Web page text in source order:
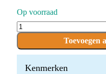
Op voorraad
D.859.023.HP
x
Boren
quantity
Toevoegen
Kenmerken